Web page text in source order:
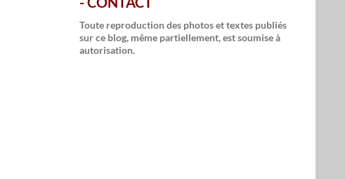
Toute reproduction des photos et textes publiés
sur ce blog, même partiellement, est soumise à
autorisation.